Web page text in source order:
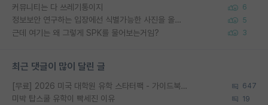
커뮤니티는 다 쓰레기통이지 6
정보보안 연구하는 입장에선 식별가능한 사진을 올리는건 비추이긴함 5
근데 여기는 왜 그렇게 SPK를 물어보는거임? 3
최근 댓글이 많이 달린 글
[무료] 2026 미국 대학원 유학 스타터팩 - 가이드북 & 합격자 컨택메일 템플릿 647
미박 탑스쿨 유학이 빡세진 이유 19